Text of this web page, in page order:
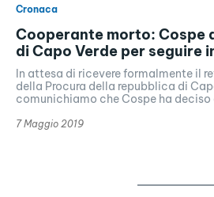
Cronaca
Cooperante morto: Cospe
di Capo Verde per seguire
In attesa di ricevere formalmente il
della Procura della repubblica di
comunichiamo che Cospe ha deciso
7 Maggio 2019